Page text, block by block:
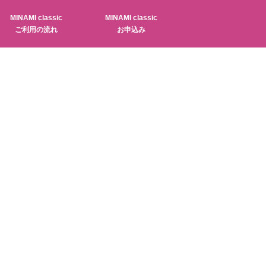
MINAMI classic
ご利用の流れ
MINAMI classic
お申込み